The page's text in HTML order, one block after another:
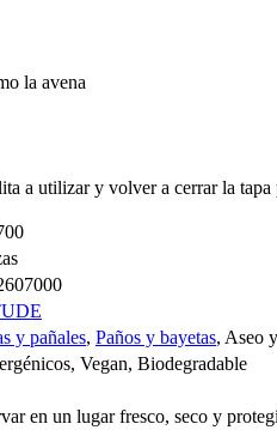
la avena
a utilizar y volver a cerrar la tapa
y pañales, Paños y bayetas, Aseo
Vegan, Biodegradable
en un lugar fresco, seco y